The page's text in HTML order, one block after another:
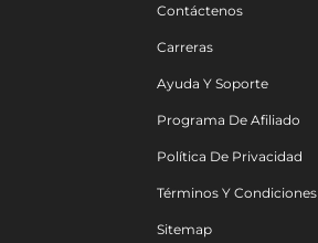
Contáctenos
Carreras
Ayuda Y Soporte
Programa De Afiliado
Política De Privacidad
Términos Y Condiciones
Sitemap